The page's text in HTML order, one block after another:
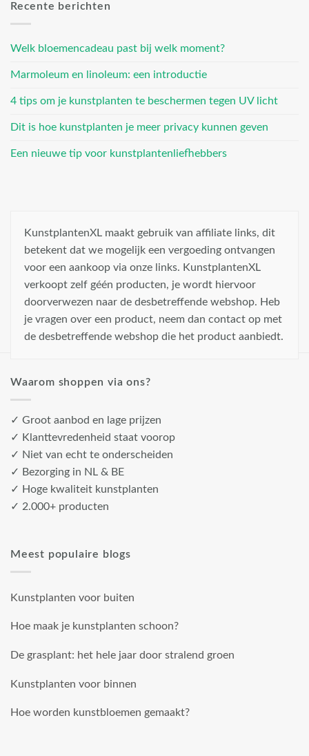
Recente berichten
Welk bloemencadeau past bij welk moment?
Marmoleum en linoleum: een introductie
4 tips om je kunstplanten te beschermen tegen UV licht
Dit is hoe kunstplanten je meer privacy kunnen geven
Een nieuwe tip voor kunstplantenliefhebbers
KunstplantenXL maakt gebruik van affiliate links, dit
betekent dat we mogelijk een vergoeding ontvangen
voor een aankoop via onze links. KunstplantenXL
verkoopt zelf géén producten, je wordt hiervoor
doorverwezen naar de desbetreffende webshop. Heb
je vragen over een product, neem dan contact op met
de desbetreffende webshop die het product aanbiedt.
Waarom shoppen via ons?
✓ Groot aanbod en lage prijzen
✓ Klanttevredenheid staat voorop
✓ Niet van echt te onderscheiden
✓ Bezorging in NL & BE
✓ Hoge kwaliteit kunstplanten
✓ 2.000+ producten
Meest populaire blogs
Kunstplanten voor buiten
Hoe maak je kunstplanten schoon?
De grasplant: het hele jaar door stralend groen
Kunstplanten voor binnen
Hoe worden kunstbloemen gemaakt?